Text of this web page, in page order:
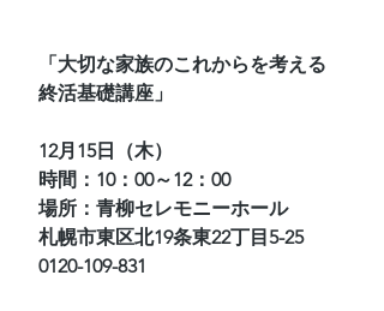
「大切な家族のこれからを考える
終活基礎講座」
12月15日（木）
時間：10：00～12：00
場所：青柳セレモニーホール
札幌市東区北19条東22丁目5-25
0120-109-831